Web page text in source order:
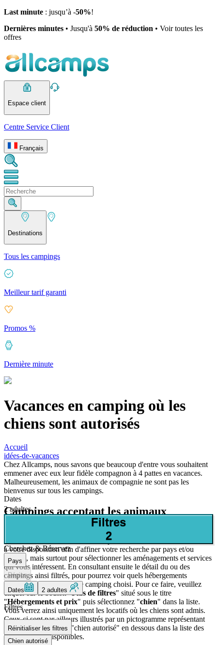
Last minute : jusqu’à -50%!
Dernières minutes • Jusqu'à 50% de réduction • Voir toutes les
offres
Espace client
Centre Service Client
Français
Destinations
Tous les campings
Meilleur tarif garanti
Promos %
Dernière minute
Vacances en camping où les
chiens sont autorisés
Accueil
idées-de-vacances
Chez Allcamps, nous savons que beaucoup d'entre vous souhaitent
emmener avec eux leur fidèle compagnon à 4 pattes en vacances.
Malheureusement, les animaux de compagnie ne sont pas les
bienvenus sur tous les campings.
Campings acceptant les animaux
Vous trouverez ci-dessous tous les campings proposés par Allcamps
où les chiens sont autorisés. Vous pouvez utiliser les différents filtres
à votre disposition afin d'affiner votre recherche par pays et/ou
régions, mais surtout pour sélectionner les aménagements et services
qui vous intéressent. En consultant ensuite le détail du ou des
campings ainsi filtrés, pour pourrez voir quels hébergements
autorisent les chiens sur le camping choisi. Pour ce faire, veuillez
cliquer sur le bouton "Plus de filtres" situé sous le titre
"Hébergements et prix" puis sélectionnez "chien" dans la liste.
Vous verrez ainsi uniquement les locatifs où les chiens sont admis.
Ceux-ci sont par ailleurs illustrés par un pictogramme représentant
l'animal et la mention "chien autorisé" en dessous dans la liste des
hébergements disponibles.
Dates
2 adultes
Filtres
2
Cherchez & Réservez
Pays
Région
Dates 2 adultes
Filtres
Réinitialiser les filtres
Chien autorisé